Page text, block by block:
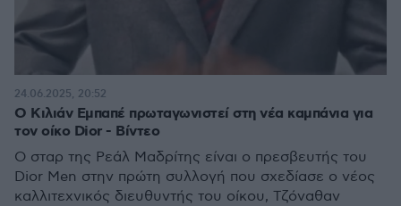
O Κιλιάν Εμπαπέ πρωταγωνιστεί στη νέα καμπάνια για
τον οίκο Dior - Βίντεο
Ο σταρ της Ρεάλ Μαδρίτης είναι ο πρεσβευτής του
Dior Men στην πρώτη συλλογή που σχεδίασε ο νέος
καλλιτεχνικός διευθυντής του οίκου, Τζόναθαν
24.06.2025, 20:52